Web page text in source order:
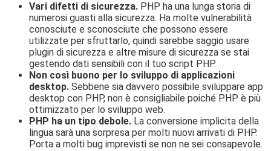
Vari difetti di sicurezza. PHP ha una lunga storia di
numerosi guasti alla sicurezza. Ha molte vulnerabilità
conosciute e sconosciute che possono essere
utilizzate per sfruttarlo, quindi sarebbe saggio usare
plugin di sicurezza e altre misure di sicurezza se stai
gestendo dati sensibili con il tuo script PHP.
Non così buono per lo sviluppo di applicazioni
desktop. Sebbene sia davvero possibile sviluppare app
desktop con PHP, non è consigliabile poiché PHP è più
ottimizzato per lo sviluppo web.
PHP ha un tipo debole. La conversione implicita della
lingua sarà una sorpresa per molti nuovi arrivati ​​di PHP.
Porta a molti bug imprevisti se non ne sei consapevole.